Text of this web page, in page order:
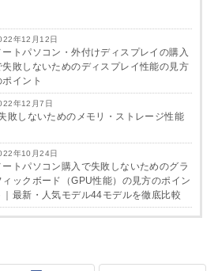
年12月12日
ートパソコン・外付けディスプレイの購入
失敗しないためのディスプレイ性能の見方
ポイント
年12月7日
敗しないためのメモリ・ストレージ性能
年10月24日
ートパソコン購入で失敗しないためのグラ
ィックボード（GPU性能）の見方のポイン
｜最新・人気モデル44モデルを徹底比較